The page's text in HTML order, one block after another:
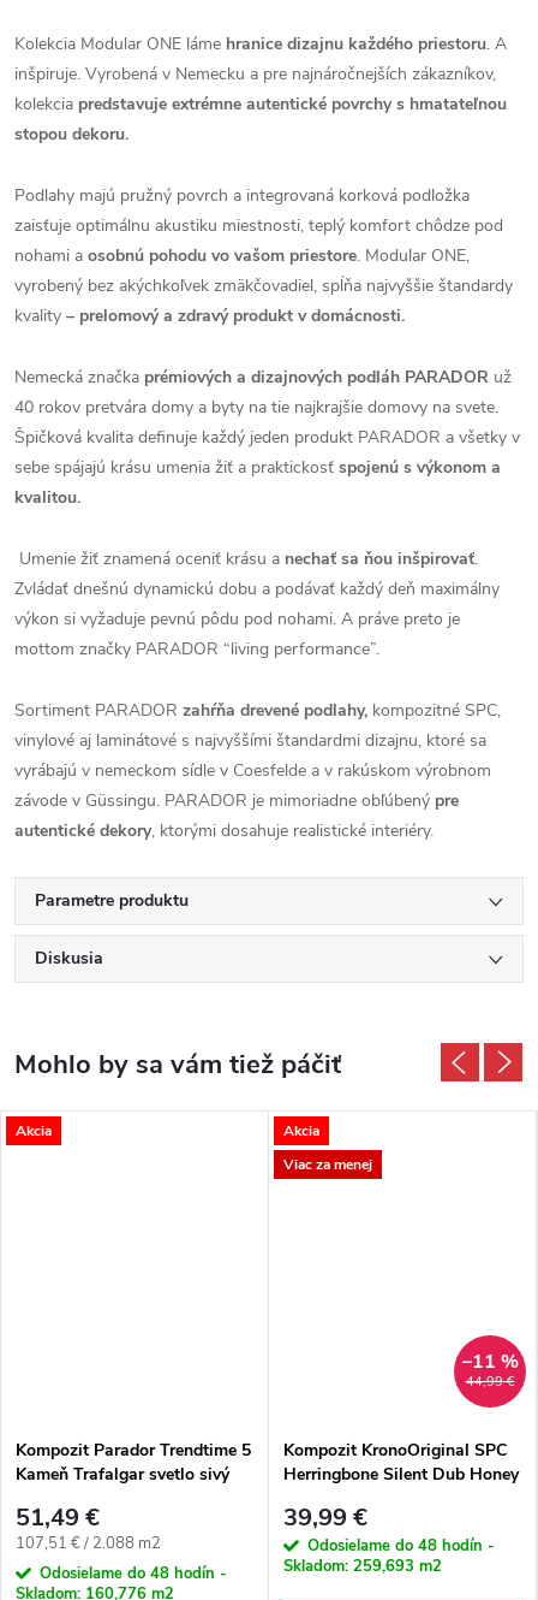
Kolekcia Modular ONE láme hranice dizajnu každého priestoru. A
inšpiruje. Vyrobená v Nemecku a pre najnáročnejších zákazníkov,
kolekcia predstavuje extrémne autentické povrchy s hmatateľnou
stopou dekoru.
Podlahy majú pružný povrch a integrovaná korková podložka
zaisťuje optimálnu akustiku miestnosti, teplý komfort chôdze pod
nohami a osobnú pohodu vo vašom priestore. Modular ONE,
vyrobený bez akýchkoľvek zmäkčovadiel, spĺňa najvyššie štandardy
kvality – prelomový a zdravý produkt v domácnosti.
Nemecká značka prémiových a dizajnových podláh PARADOR už
40 rokov pretvára domy a byty na tie najkrajšie domovy na svete.
Špičková kvalita definuje každý jeden produkt PARADOR a všetky v
sebe spájajú krásu umenia žiť a praktickosť spojenú s výkonom a
kvalitou.
Umenie žiť znamená oceniť krásu a nechať sa ňou inšpirovať.
Zvládať dnešnú dynamickú dobu a podávať každý deň maximálny
výkon si vyžaduje pevnú pôdu pod nohami. A práve preto je
mottom značky PARADOR “living performance”.
Sortiment PARADOR zahŕňa drevené podlahy, kompozitné SPC,
vinylové aj laminátové s najvyššími štandardmi dizajnu, ktoré sa
vyrábajú v nemeckom sídle v Coesfelde a v rakúskom výrobnom
závode v Güssingu. PARADOR je mimoriadne obľúbený pre
autentické dekory, ktorými dosahuje realistické interiéry.
Parametre produktu
Diskusia
Akcia
Kompozit Parador Trendtime 5
Kameň Trafalgar svetlo sivý
51,49 €
Jednotková cena:
107,51 € / 2.088 m2
Odosielame do 48 hodín -
Skladom: 160,776 m2
Akcia
Viac za menej
44,99 €
–11 %
Kompozit KronoOriginal SPC
Herringbone Silent Dub Honey
39,99 €
Odosielame do 48 hodín -
Skladom: 259,693 m2